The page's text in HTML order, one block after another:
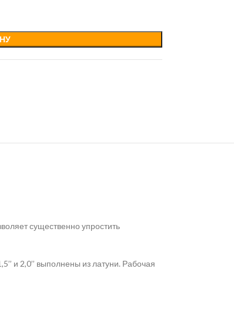
существенно упростить
и 2,0’’ выполнены из латуни. Рабочая